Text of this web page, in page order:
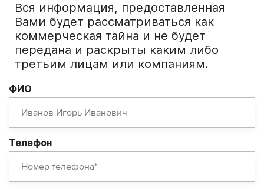
Вся информация, предоставленная
Вами будет рассматриваться как
коммерческая тайна и не будет
передана и раскрыты каким либо
третьим лицам или компаниям.
ФИО
Телефон